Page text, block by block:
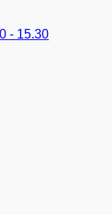
- 15.30